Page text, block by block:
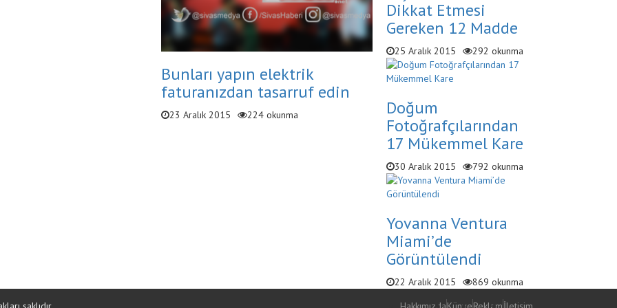
Bunları yapın elektrik
faturanızdan tasarruf edin
23 Aralık 2015 224 okunma
Dikkat Etmesi
Gereken 12 Madde
25 Aralık 2015 292 okunma
Doğum
Fotoğrafçılarından
17 Mükemmel Kare
30 Aralık 2015 792 okunma
Yovanna Ventura
Miami’de
Görüntülendi
22 Aralık 2015
869 okunma